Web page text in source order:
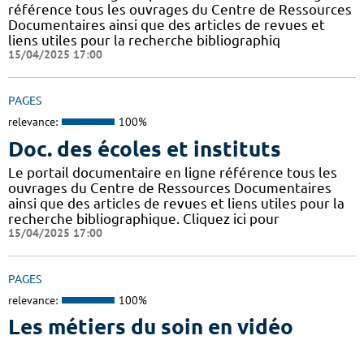
référence tous les ouvrages du Centre de Ressources
Documentaires ainsi que des articles de revues et
liens utiles pour la recherche bibliographiq
15/04/2025 17:00
PAGES
relevance: 100%
Doc. des écoles et instituts
Le portail documentaire en ligne référence tous les
ouvrages du Centre de Ressources Documentaires
ainsi que des articles de revues et liens utiles pour la
recherche bibliographique. Cliquez ici pour
15/04/2025 17:00
PAGES
relevance: 100%
Les métiers du soin en vidéo